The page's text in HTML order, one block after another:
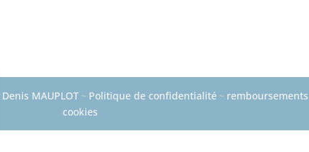
Denis MAUPLOT ~ Politique de confidentialité ~
cookies